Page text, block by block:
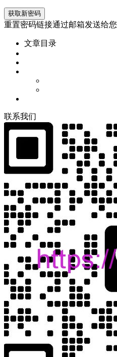
重置密码链接通过邮箱发送给您
文章目录
联系我们